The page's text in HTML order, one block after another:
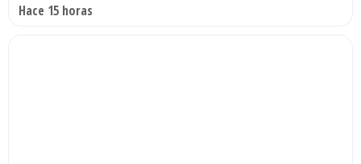
Hace 15 horas